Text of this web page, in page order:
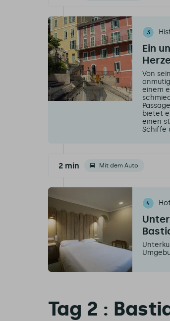
3
Ein
Von
einem
bietet
einen
Schiffe
2 min Mit dem Auto
4
Tag 2 :